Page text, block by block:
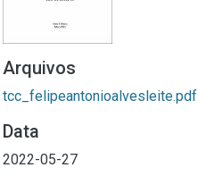
Arquivos
tcc_felipeantonioalvesleite.pdf
Data
2022-05-27